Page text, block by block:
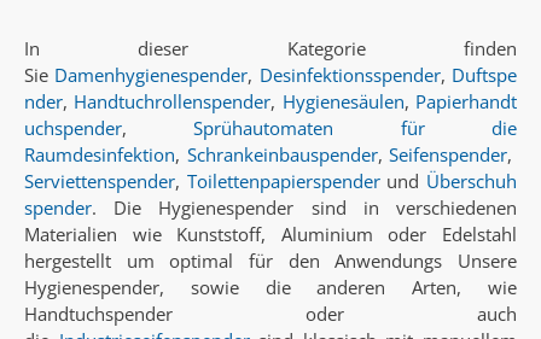
In dieser Kategorie finden
Sie Damenhygienespender, Desinfektionsspender, Duftspe
nder, Handtuchrollenspender, Hygienesäulen, Papierhandt
uchspender,Sprühautomaten für die
Raumdesinfektion, Schrankeinbauspender, Seifenspender,
Serviettenspender, Toilettenpapierspender und Überschuh
spender. Die Hygienespender sind in verschiedenen
Materialien wie Kunststoff, Aluminium oder Edelstahl
hergestellt um optimal für den Anwendungs Unsere
Hygienespender, sowie die anderen Arten, wie
Handtuchspender oder auch